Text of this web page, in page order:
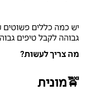
יש כמה כללים פשוטים
גבוהה לקבל טיפים
מה צריך לעשות?
🚖מונית